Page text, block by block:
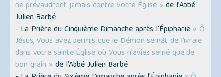
ne prévaudront jamais contre votre Église » de l’Abbé
Julien Barbé
- La Prière du Cinquième Dimanche après l'Épiphanie « Ô
Jésus, Vous avez permis que le Démon semât de l'ivraie
dans votre sainte Église où Vous n'aviez semé que de
bon grain » de l’Abbé Julien Barbé